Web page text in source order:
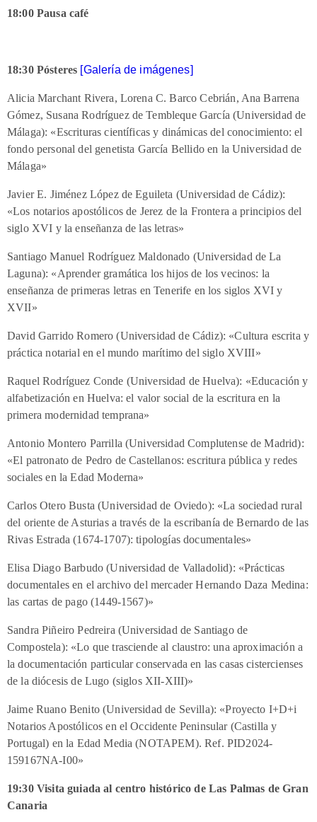
18:00 Pausa café
18:30 Pósteres [Galería de imágenes]
Alicia Marchant Rivera, Lorena C. Barco Cebrián, Ana Barrena
Gómez, Susana Rodríguez de Tembleque García (Universidad de
Málaga): «Escrituras científicas y dinámicas del conocimiento: el
fondo personal del genetista García Bellido en la Universidad de
Málaga»
Javier E. Jiménez López de Eguileta (Universidad de Cádiz):
«Los notarios apostólicos de Jerez de la Frontera a principios del
siglo XVI y la enseñanza de las letras»
Santiago Manuel Rodríguez Maldonado (Universidad de La
Laguna): «Aprender gramática los hijos de los vecinos: la
enseñanza de primeras letras en Tenerife en los siglos XVI y
XVII»
David Garrido Romero (Universidad de Cádiz): «Cultura escrita y
práctica notarial en el mundo marítimo del siglo XVIII»
Raquel Rodríguez Conde (Universidad de Huelva): «Educación y
alfabetización en Huelva: el valor social de la escritura en la
primera modernidad temprana»
Antonio Montero Parrilla (Universidad Complutense de Madrid):
«El patronato de Pedro de Castellanos: escritura pública y redes
sociales en la Edad Moderna»
Carlos Otero Busta (Universidad de Oviedo): «La sociedad rural
del oriente de Asturias a través de la escribanía de Bernardo de las
Rivas Estrada (1674-1707): tipologías documentales»
Elisa Diago Barbudo (Universidad de Valladolid): «Prácticas
documentales en el archivo del mercader Hernando Daza Medina:
las cartas de pago (1449-1567)»
Sandra Piñeiro Pedreira (Universidad de Santiago de
Compostela): «Lo que trasciende al claustro: una aproximación a
la documentación particular conservada en las casas cistercienses
de la diócesis de Lugo (siglos XII-XIII)»
Jaime Ruano Benito (Universidad de Sevilla): «Proyecto I+D+i
Notarios Apostólicos en el Occidente Peninsular (Castilla y
Portugal) en la Edad Media (NOTAPEM). Ref. PID2024-
159167NA-I00»
19:30 Visita guiada al centro histórico de Las Palmas de Gran
Canaria